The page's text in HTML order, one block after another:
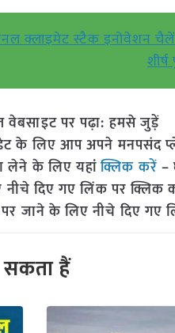
क्लाइमेट स्टैक इनोवेशन
पर पढ़ा: हमसे जुड़ें
के लिए आप अपने मनपसंद
लेने के लिए यहांक्लिक करें –
दिए गए लिंक पर क्लिक
जाने के लिए नीचे दिए गए
हैं